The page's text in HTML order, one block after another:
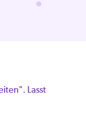
Lasst